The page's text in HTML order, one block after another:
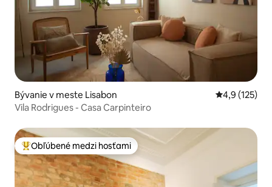
Bývanie v meste Lisabon Priemerné
4,9 (125)
Vila Rodrigues - Casa Carpinteiro
Najobľúbenejšie medzi hosťami
Obľúbené medzi hosťami